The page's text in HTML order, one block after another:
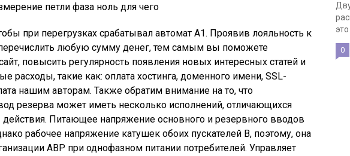
петли фаза ноль для чего
при перегрузках срабатывал автомат А1. Проявив лояльность к
любую сумму денег, тем самым вы поможете
повысить регулярность появления новых интересных статей и
расходы, такие как: оплата хостинга, доменного имени, SSL-
нашим авторам. Также обратим внимание на то, что
резерва может иметь несколько исполнений, отличающихся
Питающее напряжение основного и резервного вводов
рабочее напряжение катушек обоих пускателей В, поэтому, она
АВР при однофазном питании потребителей. Управляет
0